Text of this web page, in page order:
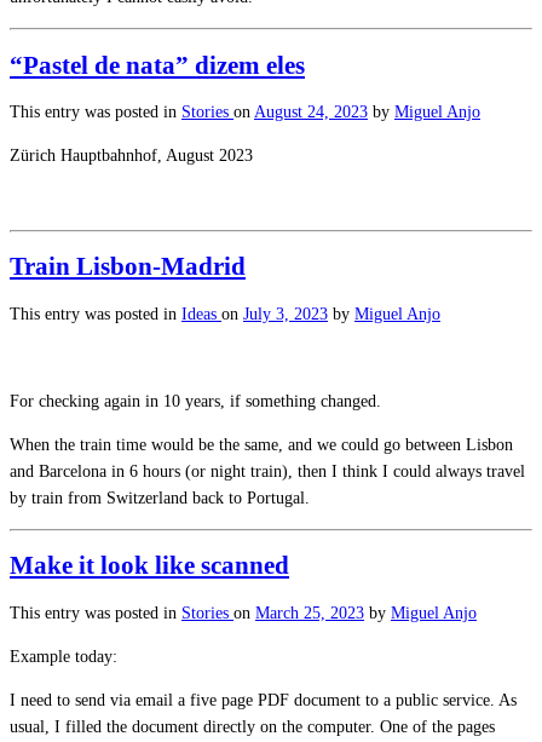
“Pastel de nata” dizem eles
This entry was posted in Stories on August 24, 2023 by Miguel Anjo
Zürich Hauptbahnhof, August 2023
Train Lisbon-Madrid
This entry was posted in Ideas on July 3, 2023 by Miguel Anjo
For checking again in 10 years, if something changed.
When the train time would be the same, and we could go between Lisbon
and Barcelona in 6 hours (or night train), then I think I could always travel
by train from Switzerland back to Portugal.
Make it look like scanned
This entry was posted in Stories on March 25, 2023 by Miguel Anjo
Example today:
I need to send via email a five page PDF document to a public service. As
usual, I filled the document directly on the computer. One of the pages